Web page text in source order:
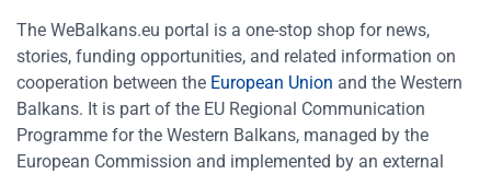
The WeBalkans.eu portal is a one-stop shop for news,
stories, funding opportunities, and related information on
cooperation between the European Union and the Western
Balkans. It is part of the EU Regional Communication
Programme for the Western Balkans, managed by the
European Commission and implemented by an external